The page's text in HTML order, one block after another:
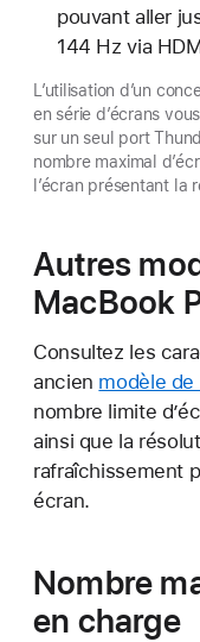
pouvant aller
144 Hz via
L’utilisation d’un
en série d’écrans
sur un seul port
nombre maximal
l’écran présentant la
Autres
MacBook
Consultez les
ancien modèle de
nombre limite
ainsi que la
rafraîchissement
écran.
Nombre
en charge